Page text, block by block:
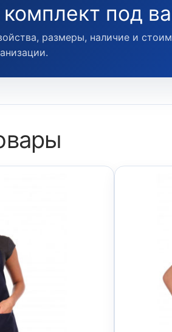
под
размеры, наличие и